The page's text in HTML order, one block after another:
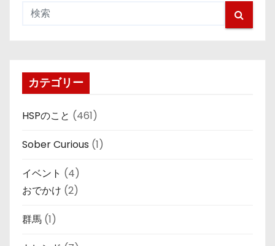
カテゴリー
HSPのこと (461)
Sober Curious (1)
イベント (4)
おでかけ (2)
群馬 (1)